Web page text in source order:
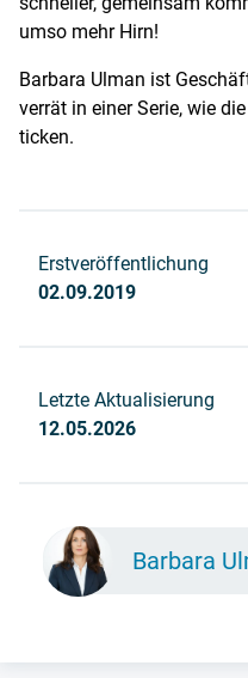
umso mehr Hirn!
Barbara Ulman ist
verrät in einer Serie, wie
ticken.
Erstveröffentlichung
02.09.2019
Letzte Aktualisierung
12.05.2026
Barbara